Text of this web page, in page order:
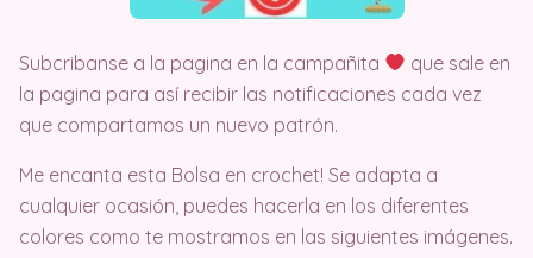
Subcribanse a la pagina en la campañita
que sale en
la pagina para así recibir las notificaciones cada vez
que compartamos un nuevo patrón.
Me encanta esta Bolsa en crochet! Se adapta a
cualquier ocasión, puedes hacerla en los diferentes
colores como te mostramos en las siguientes imágenes.